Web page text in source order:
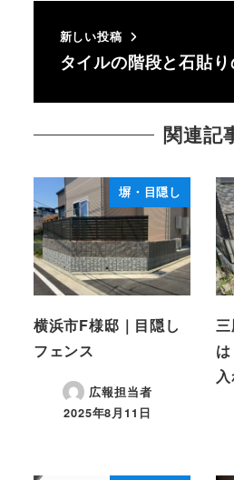
新しい投稿
タイルの階段と石貼
関連記
塀・目隠し
横浜市F様邸｜目隠し
フェンス
広報担当者
投稿日
2025年8月11日